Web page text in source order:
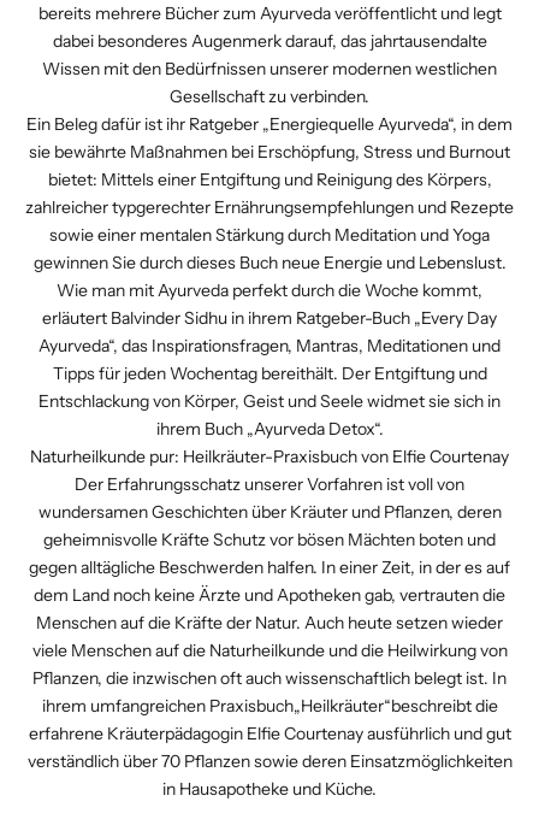
bereits mehrere Bücher zum Ayurveda veröffentlicht und legt
dabei besonderes Augenmerk darauf, das jahrtausendalte
Wissen mit den Bedürfnissen unserer modernen westlichen
Gesellschaft zu verbinden.
Ein Beleg dafür ist ihr Ratgeber „Energiequelle Ayurveda“, in dem
sie bewährte Maßnahmen bei Erschöpfung, Stress und Burnout
bietet: Mittels einer Entgiftung und Reinigung des Körpers,
zahlreicher typgerechter Ernährungsempfehlungen und Rezepte
sowie einer mentalen Stärkung durch Meditation und Yoga
gewinnen Sie durch dieses Buch neue Energie und Lebenslust.
Wie man mit Ayurveda perfekt durch die Woche kommt,
erläutert Balvinder Sidhu in ihrem Ratgeber-Buch „Every Day
Ayurveda“, das Inspi­rationsfragen, Mantras, Meditationen und
Tipps für jeden Wochentag bereithält. Der Entgiftung und
Entschlackung von Körper, Geist und Seele widmet sie sich in
ihrem Buch „Ayurveda Detox“.
Naturheilkunde pur: Heilkräuter-Praxisbuch von Elfie Courtenay
Der Erfahrungsschatz unserer Vorfahren ist voll von
wundersamen Geschichten über Kräuter und Pflanzen, deren
geheimnisvolle Kräfte Schutz vor bösen Mächten boten und
gegen alltägliche Beschwerden halfen. In einer Zeit, in der es auf
dem Land noch keine Ärzte und Apotheken gab, vertrauten die
Menschen auf die Kräfte der Natur. Auch heute setzen wieder
viele Menschen auf die Naturheilkunde und die Heilwirkung von
Pflanzen, die inzwischen oft auch wissenschaftlich belegt ist. In
ihrem umfangreichen Praxisbuch„Heilkräuter“beschreibt die
erfahrene Kräuterpädagogin Elfie Courtenay ausführlich und gut
verständlich über 70 Pflanzen sowie deren Einsatzmöglichkeiten
in Hausapotheke und Küche.